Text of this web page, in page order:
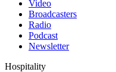
Video
Broadcasters
Radio
Podcast
Newsletter
Hospitality